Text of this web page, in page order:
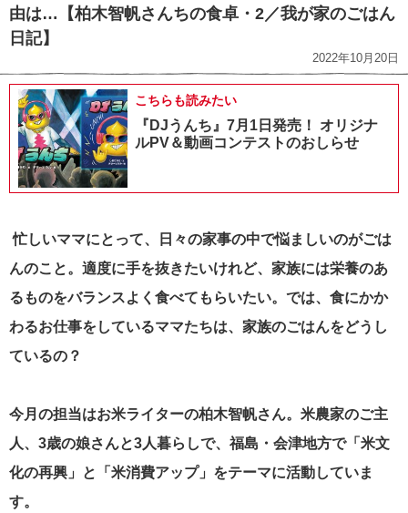
由は…【柏木智帆さんちの食卓・2／我が家のごはん
日記】
2022年10月20日
こちらも読みたい
『DJうんち』7月1日発売！ オリジナ
ルPV＆動画コンテストのおしらせ
忙しいママにとって、日々の家事の中で悩ましいのがごは
んのこと。適度に手を抜きたいけれど、家族には栄養のあ
るものをバランスよく食べてもらいたい。では、食にかか
わるお仕事をしているママたちは、家族のごはんをどうし
ているの？
今月の担当はお米ライターの柏木智帆さん。米農家のご主
人、3歳の娘さんと3人暮らしで、福島・会津地方で「米文
化の再興」と「米消費アップ」をテーマに活動していま
す。